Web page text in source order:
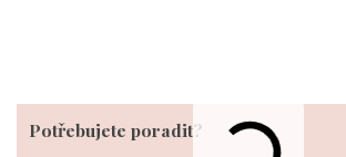
Potřebujete poradit?